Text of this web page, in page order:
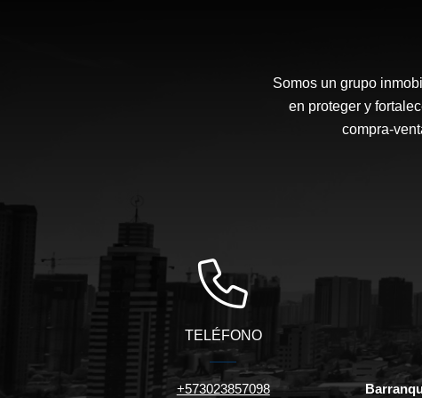
Somos un grupo
en proteger y
compra-
TELÉFONO
+573023857098